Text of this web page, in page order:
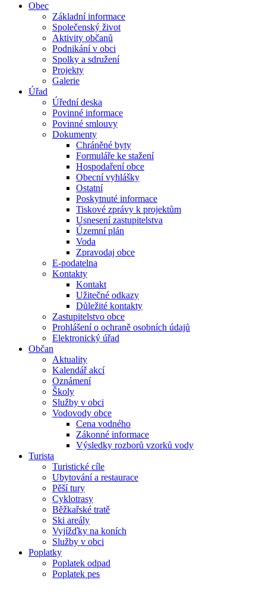
Obec
Základní informace
Společenský život
Aktivity občanů
Podnikání v obci
Spolky a sdružení
Projekty
Galerie
Úřad
Úřední deska
Povinné informace
Povinné smlouvy
Dokumenty
Chráněné byty
Formuláře ke stažení
Hospodaření obce
Obecní vyhlášky
Ostatní
Poskytnuté informace
Tiskové zprávy k projektům
Usnesení zastupitelstva
Územní plán
Voda
Zpravodaj obce
E-podatelna
Kontakty
Kontakt
Užitečné odkazy
Důležité kontakty
Zastupitelstvo obce
Prohlášení o ochraně osobních údajů
Elektronický úřad
Občan
Aktuality
Kalendář akcí
Oznámení
Školy
Služby v obci
Vodovody obce
Cena vodného
Zákonné informace
Výsledky rozborů vzorků vody
Turista
Turistické cíle
Ubytování a restaurace
Pěší tury
Cyklotrasy
Běžkařské tratě
Ski areály
Vyjížďky na koních
Služby v obci
Poplatky
Poplatek odpad
Poplatek pes